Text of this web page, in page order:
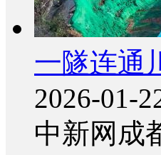
一隧连通
2026-01-
中新网成